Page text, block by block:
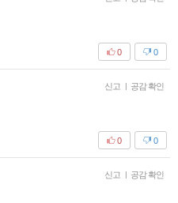
0
0
신고 | 공감 확인
0
0
신고 | 공감 확인